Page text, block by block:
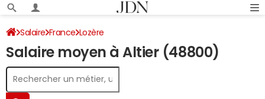
Salaire France Lozère
Salaire moyen à Altier (48800)